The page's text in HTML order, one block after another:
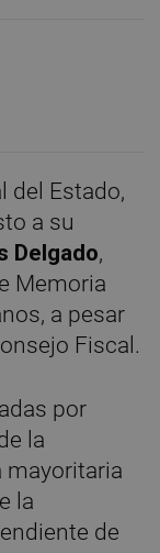
del Estado,
a su
Delgado,
Memoria
a pesar
Fiscal.
por
la
mayoritaria
la
de